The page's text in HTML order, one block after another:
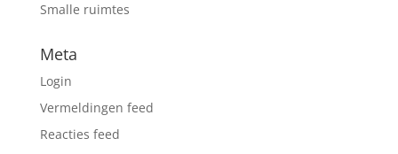
Smalle ruimtes
Meta
Login
Vermeldingen feed
Reacties feed